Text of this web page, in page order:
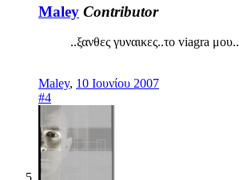
Maley Contributor
..ξανθες γυναικες..το viagra μου..
Maley, 10 Ιουνίου 2007
#4